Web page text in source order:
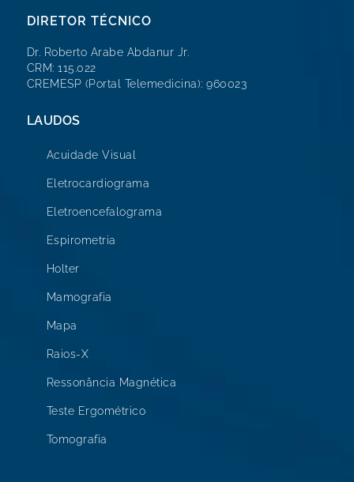
DIRETOR TÉCNICO
Dr. Roberto Arabe Abdanur Jr.
CRM: 115.022
CREMESP (Portal Telemedicina): 960023
LAUDOS
Acuidade Visual
Eletrocardiograma
Eletroencefalograma
Espirometria
Holter
Mamografia
Mapa
Raios-X
Ressonância Magnética
Teste Ergométrico
Tomografia